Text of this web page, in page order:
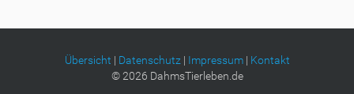
Übersicht | Datenschutz| Impressum| Kontakt
©2026 DahmsTierleben.de